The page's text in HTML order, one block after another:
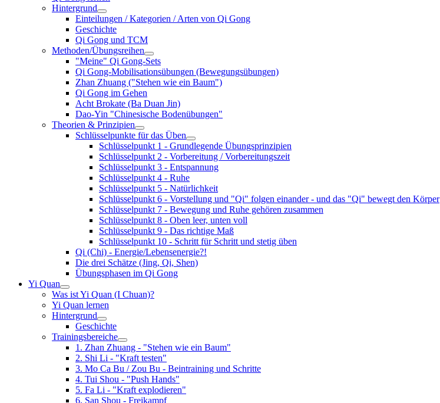
Hintergrund
Einteilungen / Kategorien / Arten von Qi Gong
Geschichte
Qi Gong und TCM
Methoden/Übungsreihen
"Meine" Qi Gong-Sets
Qi Gong-Mobilisationsübungen (Bewegungsübungen)
Zhan Zhuang ("Stehen wie ein Baum")
Qi Gong im Gehen
Acht Brokate (Ba Duan Jin)
Dao-Yin "Chinesische Bodenübungen"
Theorien & Prinzipien
Schlüsselpunkte für das Üben
Schlüsselpunkt 1 - Grundlegende Übungsprinzipien
Schlüsselpunkt 2 - Vorbereitung / Vorbereitungszeit
Schlüsselpunkt 3 - Entspannung
Schlüsselpunkt 4 - Ruhe
Schlüsselpunkt 5 - Natürlichkeit
Schlüsselpunkt 6 - Vorstellung und "Qi" folgen einander - und das "Qi" bewegt den Körper
Schlüsselpunkt 7 - Bewegung und Ruhe gehören zusammen
Schlüsselpunkt 8 - Oben leer, unten voll
Schlüsselpunkt 9 - Das richtige Maß
Schlüsselpunkt 10 - Schritt für Schritt und stetig üben
Qi (Chi) - Energie/Lebensenergie?!
Die drei Schätze (Jing, Qi, Shen)
Übungsphasen im Qi Gong
Yi Quan
Was ist Yi Quan (I Chuan)?
Yi Quan lernen
Hintergrund
Geschichte
Trainingsbereiche
1. Zhan Zhuang - "Stehen wie ein Baum"
2. Shi Li - "Kraft testen"
3. Mo Ca Bu / Zou Bu - Beintraining und Schritte
4. Tui Shou - "Push Hands"
5. Fa Li - "Kraft explodieren"
6. San Shou - Freikampf